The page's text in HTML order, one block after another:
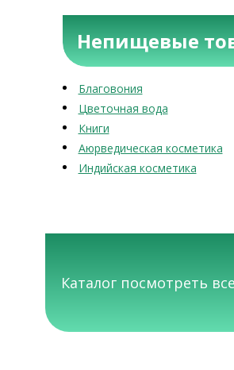
Непищевые
Благовония
Цветочная вода
Книги
Аюрведическая косметика
Индийская косметика
Каталог посмотреть